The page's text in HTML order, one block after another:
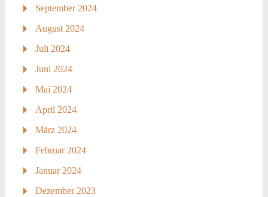
September 2024
August 2024
Juli 2024
Juni 2024
Mai 2024
April 2024
März 2024
Februar 2024
Januar 2024
Dezember 2023